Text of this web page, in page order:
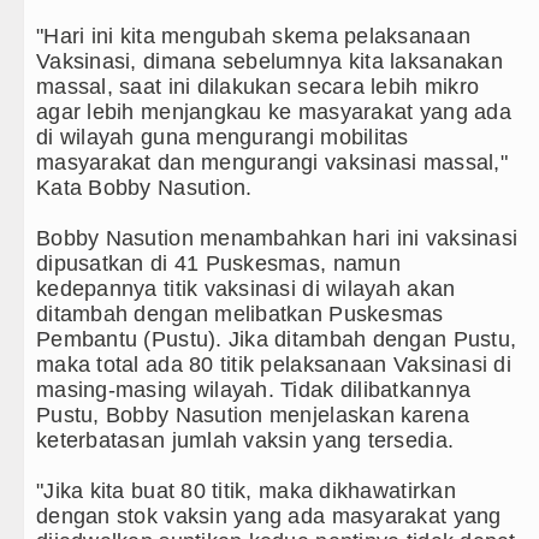
"Hari ini kita mengubah skema pelaksanaan
Vaksinasi, dimana sebelumnya kita laksanakan
massal, saat ini dilakukan secara lebih mikro
agar lebih menjangkau ke masyarakat yang ada
di wilayah guna mengurangi mobilitas
masyarakat dan mengurangi vaksinasi massal,"
Kata Bobby Nasution.
Bobby Nasution menambahkan hari ini vaksinasi
dipusatkan di 41 Puskesmas, namun
kedepannya titik vaksinasi di wilayah akan
ditambah dengan melibatkan Puskesmas
Pembantu (Pustu). Jika ditambah dengan Pustu,
maka total ada 80 titik pelaksanaan Vaksinasi di
masing-masing wilayah. Tidak dilibatkannya
Pustu, Bobby Nasution menjelaskan karena
keterbatasan jumlah vaksin yang tersedia.
"Jika kita buat 80 titik, maka dikhawatirkan
dengan stok vaksin yang ada masyarakat yang